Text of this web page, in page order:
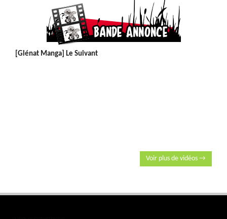
[Glénat Manga] Le Suivant
Voir plus de vidéos →